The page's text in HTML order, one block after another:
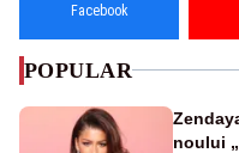
Facebook
POPULAR
noului